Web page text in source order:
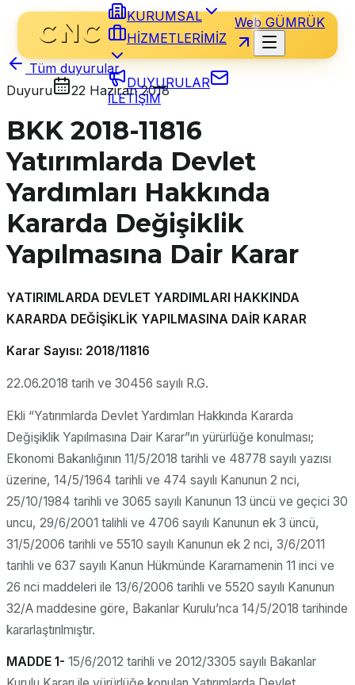
KURUMSAL
HİZMETLERİMİZ
DUYURULAR
İLETİŞİM
Web GÜMRÜK
Tüm duyurular
Duyuru
22 Haziran 2018
BKK 2018-11816
Yatırımlarda Devlet
Yardımları Hakkında
Kararda Değişiklik
Yapılmasına Dair Karar
YATIRIMLARDA DEVLET YARDIMLARI HAKKINDA
KARARDA DEĞİŞİKLİK YAPILMASINA DAİR KARAR
Karar Sayısı: 2018/11816
22.06.2018 tarih ve 30456 sayılı R.G.
Ekli “Yatırımlarda Devlet Yardımları Hakkında Kararda
Değişiklik Yapılmasına Dair Karar”ın yürürlüğe konulması;
Ekonomi Bakanlığının 11/5/2018 tarihli ve 48778 sayılı yazısı
üzerine, 14/5/1964 tarihli ve 474 sayılı Kanunun 2 nci,
25/10/1984 tarihli ve 3065 sayılı Kanunun 13 üncü ve geçici 30
uncu, 29/6/2001 talihli ve 4706 sayılı Kanunun ek 3 üncü,
31/5/2006 tarihli ve 5510 sayılı Kanunun ek 2 nci, 3/6/2011
tarihli ve 637 sayılı Kanun Hükmünde Kararnamenin 11 inci ve
26 nci maddeleri ile 13/6/2006 tarihli ve 5520 sayılı Kanunun
32/A maddesine göre, Bakanlar Kurulu’nca 14/5/2018 tarihinde
kararlaştırılmıştır.
MADDE 1- 15/6/2012 tarihli ve 2012/3305 sayılı Bakanlar